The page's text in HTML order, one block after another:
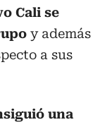
Cali se
y además
a sus
una